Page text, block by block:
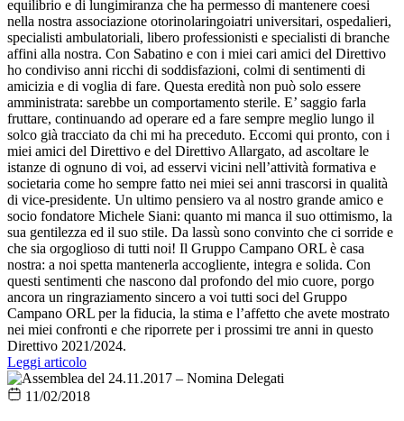
equilibrio e di lungimiranza che ha permesso di mantenere coesi
nella nostra associazione otorinolaringoiatri universitari, ospedalieri,
specialisti ambulatoriali, libero professionisti e specialisti di branche
affini alla nostra. Con Sabatino e con i miei cari amici del Direttivo
ho condiviso anni ricchi di soddisfazioni, colmi di sentimenti di
amicizia e di voglia di fare. Questa eredità non può solo essere
amministrata: sarebbe un comportamento sterile. E’ saggio farla
fruttare, continuando ad operare ed a fare sempre meglio lungo il
solco già tracciato da chi mi ha preceduto. Eccomi qui pronto, con i
miei amici del Direttivo e del Direttivo Allargato, ad ascoltare le
istanze di ognuno di voi, ad esservi vicini nell’attività formativa e
societaria come ho sempre fatto nei miei sei anni trascorsi in qualità
di vice-presidente. Un ultimo pensiero va al nostro grande amico e
socio fondatore Michele Siani: quanto mi manca il suo ottimismo, la
sua gentilezza ed il suo stile. Da lassù sono convinto che ci sorride e
che sia orgoglioso di tutti noi! Il Gruppo Campano ORL è casa
nostra: a noi spetta mantenerla accogliente, integra e solida. Con
questi sentimenti che nascono dal profondo del mio cuore, porgo
ancora un ringraziamento sincero a voi tutti soci del Gruppo
Campano ORL per la fiducia, la stima e l’affetto che avete mostrato
nei miei confronti e che riporrete per i prossimi tre anni in questo
Direttivo 2021/2024.
Leggi articolo
11/02/2018